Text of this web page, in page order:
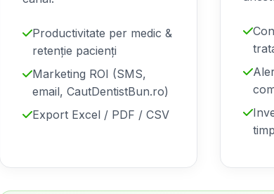
Productivitate per medic &
retenție pacienți
Marketing ROI (SMS,
email, CautDentistBun.ro)
Export Excel / PDF / CSV